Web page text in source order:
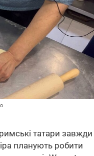
татари завжди
планують робити